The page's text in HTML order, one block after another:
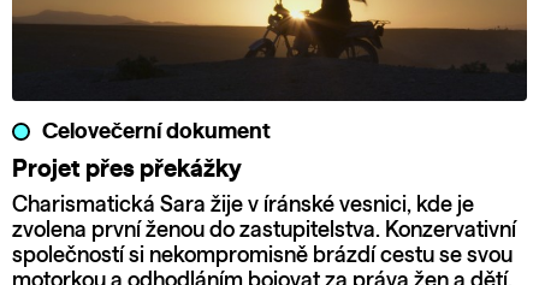
Celovečerní dokument
Projet přes překážky
Charismatická Sara žije v íránské vesnici, kde je
zvolena první ženou do zastupitelstva. Konzervativní
společností si nekompromisně brázdí cestu se svou